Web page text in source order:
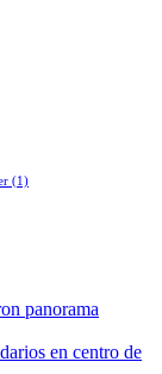
(1)
panorama
en centro de